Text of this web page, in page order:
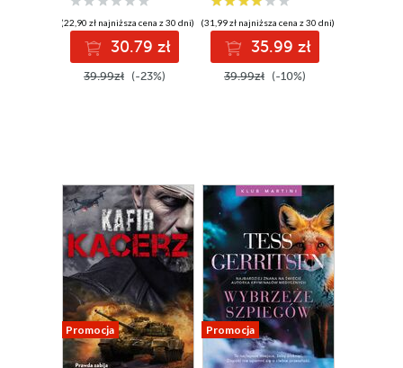
(22,90 zł najniższa cena z 30 dni)
30.79 zł
39.99zł (-23%)
(31,99 zł najniższa cena z 30 dni)
35.99 zł
39.99zł (-10%)
Promocja Promocja